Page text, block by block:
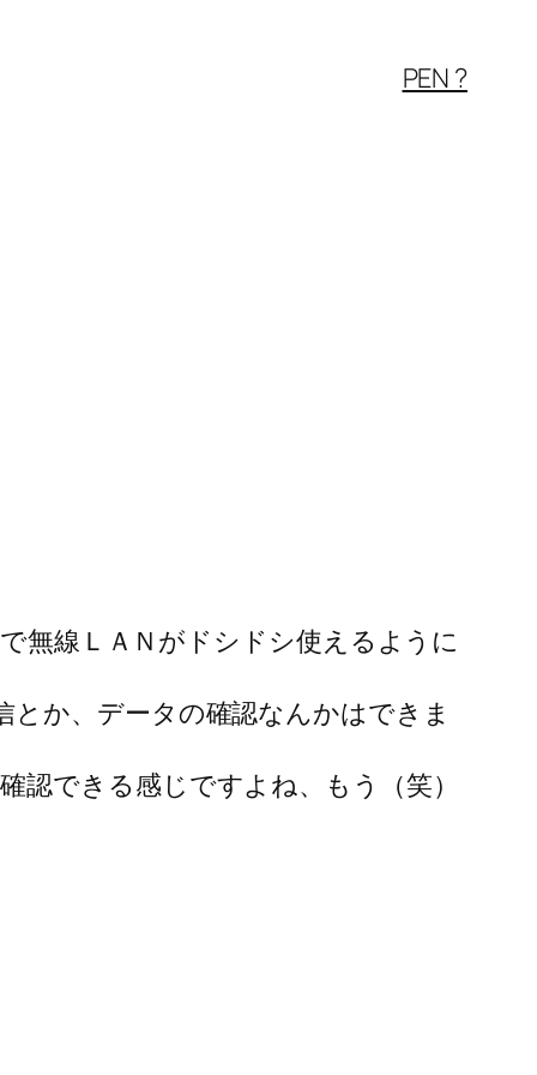
PEN ?
無線ＬＡＮがドシドシ使えるように
か、データの確認なんかはできま
できる感じですよね、もう（笑）